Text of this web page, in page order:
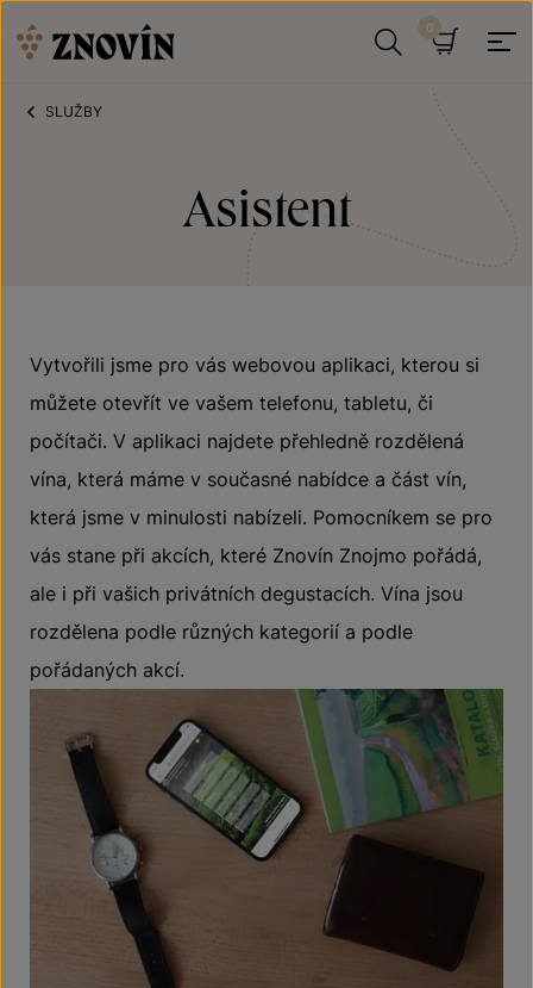
Hledat
SLUŽBY
Asistent
Vytvořili jsme pro vás webovou aplikaci, kterou si
můžete otevřít ve vašem telefonu, tabletu, či
počítači. V aplikaci najdete přehledně rozdělená
vína, která máme v současné nabídce a část vín,
která jsme v minulosti nabízeli. Pomocníkem se pro
vás stane při akcích, které Znovín Znojmo pořádá,
ale i při vašich privátních degustacích. Vína jsou
rozdělena podle různých kategorií a podle
pořádaných akcí.